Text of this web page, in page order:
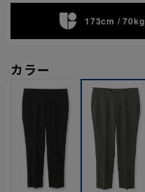
173cm / 70kg
カラー